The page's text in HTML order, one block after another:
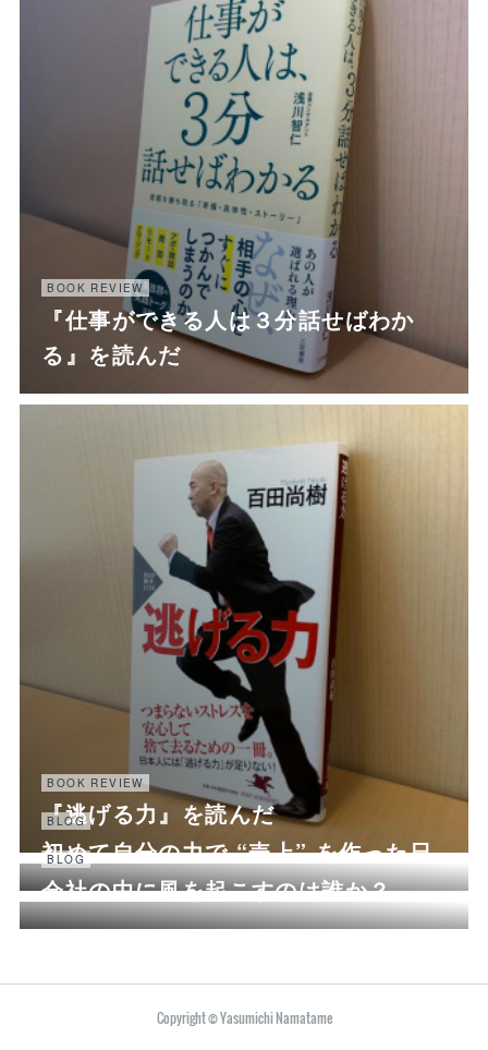
BOOK REVIEW
『仕事ができる人は３分話せばわか
る』を読んだ
BOOK REVIEW
『逃げる力』を読んだ
BLOG
初めて自分の力で “売上” を作った日
BLOG
会社の中に風を起こすのは誰か？
Copyright © Yasumichi Namatame